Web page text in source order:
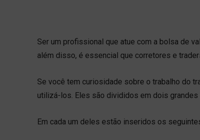
Ser um profissional que atue com a bolsa de
além disso, é essencial que corretores e
Se você tem curiosidade sobre o trabalho do
utilizá-los. Eles são divididos em dois grandes
Em cada um deles estão inseridos os